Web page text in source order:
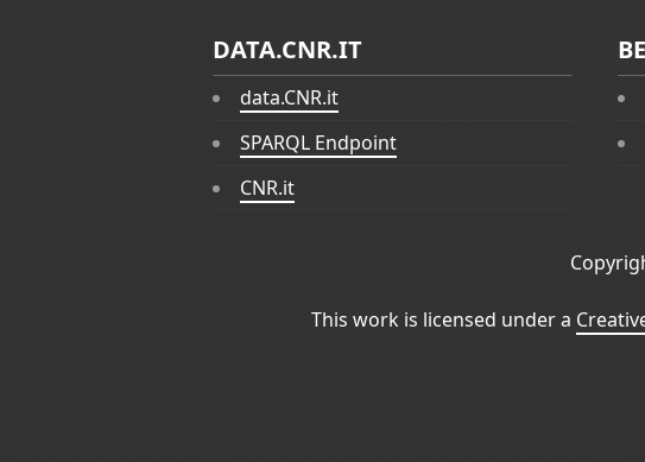
DATA.CNR.IT
data.CNR.it
SPARQL Endpoint
CNR.it
This work is licensed under a